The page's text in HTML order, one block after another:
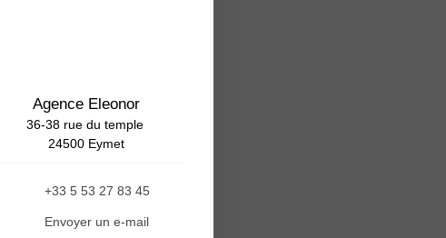
Agence Eleonor
36-38 rue du temple
24500 Eymet
+33 5 53 27 83 45
Envoyer un e-mail